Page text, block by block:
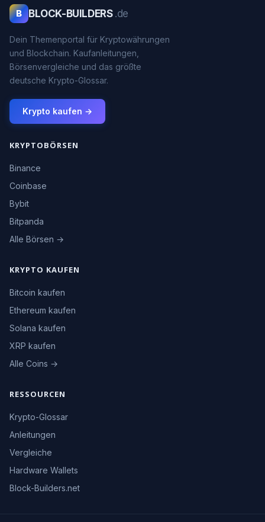
B BLOCK-BUILDERS .de
Dein Themenportal für Kryptowährungen
und Blockchain. Kaufanleitungen,
Börsenvergleiche und das größte
deutsche Krypto-Glossar.
Krypto kaufen →
KRYPTOBÖRSEN
Binance
Coinbase
Bybit
Bitpanda
Alle Börsen →
KRYPTO KAUFEN
Bitcoin kaufen
Ethereum kaufen
Solana kaufen
XRP kaufen
Alle Coins →
RESSOURCEN
Krypto-Glossar
Anleitungen
Vergleiche
Hardware Wallets
Block-Builders.net